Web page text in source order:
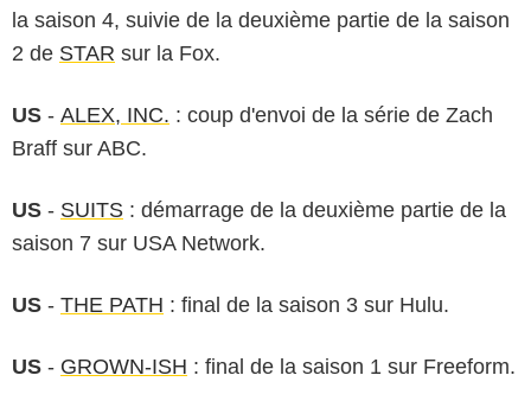
la saison 4, suivie de la deuxième partie de la saison
2 de STAR sur la Fox.
US - ALEX, INC. : coup d'envoi de la série de Zach
Braff sur ABC.
US - SUITS : démarrage de la deuxième partie de la
saison 7 sur USA Network.
US - THE PATH : final de la saison 3 sur Hulu.
US - GROWN-ISH : final de la saison 1 sur Freeform.